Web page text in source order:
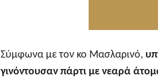
Σύμφωνα με τον κο Μασλαρινό,
γινόντουσαν πάρτι με νεαρά